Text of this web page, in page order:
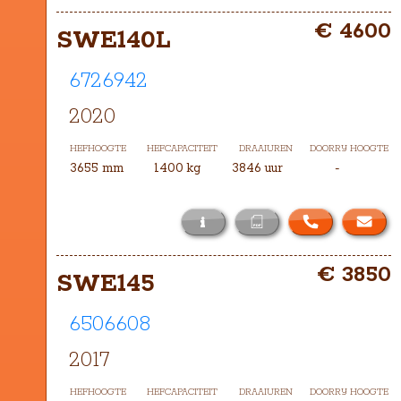
Het masttype bij deze SWE140L is
TXH-4105
SWE140L
6726942
2020
HEFHOOGTE HEFCAPACITEIT DRAAIUREN DOORRIJ HOOGTE
3655 mm 1400 kg 3846 uur -
i
€ 4600
Het masttype bij deze SWE140L  is
TXH-3655
SWE145
6506608
2017
HEFHOOGTE HEFCAPACITEIT DRAAIUREN DOORRIJ HOOGTE
€ 3850